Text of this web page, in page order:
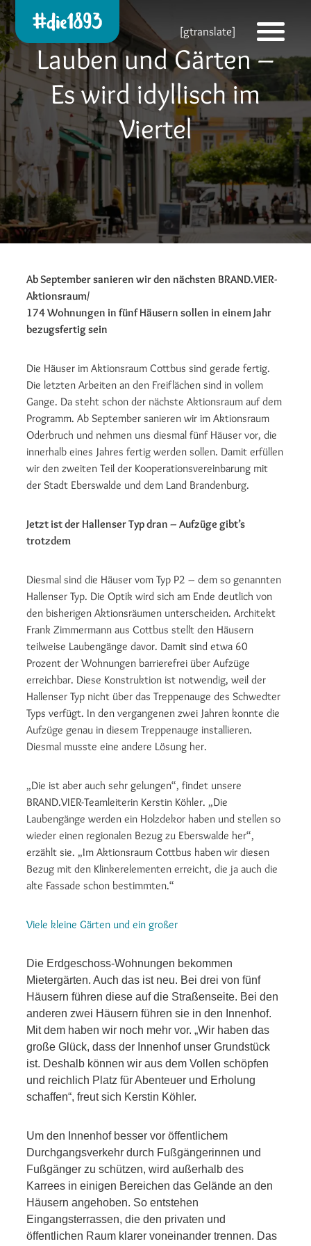
[gtranslate]
Lauben und Gärten –
Es wird idyllisch im
Viertel
Ab September sanieren wir den nächsten BRAND.VIER-
Aktionsraum/
174 Wohnungen in fünf Häusern sollen in einem Jahr
bezugsfertig sein
Die Häuser im Aktionsraum Cottbus sind gerade fertig.
Die letzten Arbeiten an den Freiflächen sind in vollem
Gange. Da steht schon der nächste Aktionsraum auf dem
Programm. Ab September sanieren wir im Aktionsraum
Oderbruch und nehmen uns diesmal fünf Häuser vor, die
innerhalb eines Jahres fertig werden sollen. Damit erfüllen
wir den zweiten Teil der Kooperationsvereinbarung mit
der Stadt Eberswalde und dem Land Brandenburg.
Jetzt ist der Hallenser Typ dran – Aufzüge gibt’s
trotzdem
Diesmal sind die Häuser vom Typ P2 – dem so genannten
Hallenser Typ. Die Optik wird sich am Ende deutlich von
den bisherigen Aktionsräumen unterscheiden. Architekt
Frank Zimmermann aus Cottbus stellt den Häusern
teilweise Laubengänge davor. Damit sind etwa 60
Prozent der Wohnungen barrierefrei über Aufzüge
erreichbar. Diese Konstruktion ist notwendig, weil der
Hallenser Typ nicht über das Treppenauge des Schwedter
Typs verfügt. In den vergangenen zwei Jahren konnte die
Aufzüge genau in diesem Treppenauge installieren.
Diesmal musste eine andere Lösung her.
„Die ist aber auch sehr gelungen“, findet unsere
BRAND.VIER-Teamleiterin Kerstin Köhler. „Die
Laubengänge werden ein Holzdekor haben und stellen so
wieder einen regionalen Bezug zu Eberswalde her“,
erzählt sie. „Im Aktionsraum Cottbus haben wir diesen
Bezug mit den Klinkerelementen erreicht, die ja auch die
alte Fassade schon bestimmten.“
Viele kleine Gärten und ein großer
Die Erdgeschoss-Wohnungen bekommen
Mietergärten. Auch das ist neu. Bei drei von fünf
Häusern führen diese auf die Straßenseite. Bei den
anderen zwei Häusern führen sie in den Innenhof.
Mit dem haben wir noch mehr vor. „Wir haben das
große Glück, dass der Innenhof unser Grundstück
ist. Deshalb können wir aus dem Vollen schöpfen
und reichlich Platz für Abenteuer und Erholung
schaffen“, freut sich Kerstin Köhler.
Um den Innenhof besser vor öffentlichem
Durchgangsverkehr durch Fußgängerinnen und
Fußgänger zu schützen, wird außerhalb des
Karrees in einigen Bereichen das Gelände an den
Häusern angehoben. So entstehen
Eingangsterrassen, die den privaten und
öffentlichen Raum klarer voneinander trennen. Das
Die 1893 heute!
Zur neuen Startseite